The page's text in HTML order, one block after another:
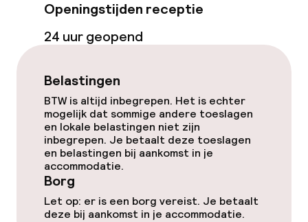
Stoombad
Spacentrum
Spa behandelingen
Massage
Fitnessruimte / gym
Openingstijden receptie
24 uur geopend
Belastingen
BTW is altijd inbegrepen. Het is echter
mogelijk dat sommige andere toeslagen
en lokale belastingen niet zijn
inbegrepen. Je betaalt deze toeslagen
en belastingen bij aankomst in je
accommodatie.
Borg
Let op: er is een borg vereist. Je betaalt
deze bij aankomst in je accommodatie.